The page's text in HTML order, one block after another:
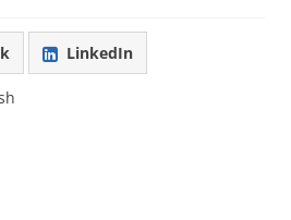
LinkedIn